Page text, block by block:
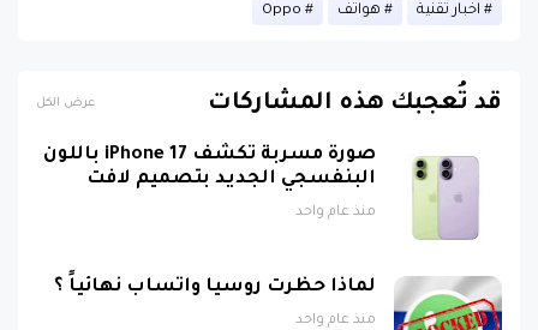
اخبار تقنية هواتف Oppo
قد تُعجبك هذه المشاركات عرض الكل
صورة مسربة تكشف iPhone 17 باللون
البنفسجي الجديد بتصميم لافت
منذ عام واحد
لماذا حظرت روسيا واتساب نهائياً ؟
منذ عام واحد